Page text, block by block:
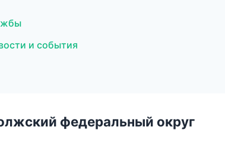
и события
федеральный округ